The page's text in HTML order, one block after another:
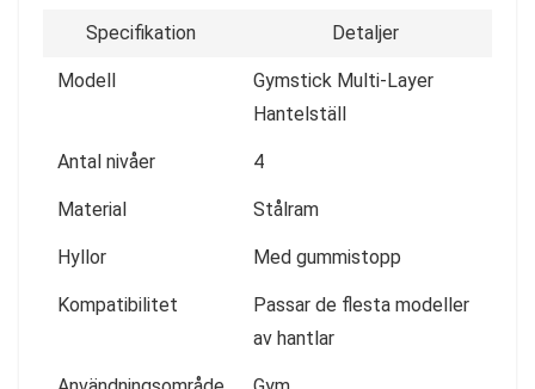
Specifikation Detaljer
Modell
Gymstick Multi-Layer
Hantelställ
Antal nivåer 4
Material Stålram
Hyllor Med gummistopp
Kompatibilitet
Passar de flesta modeller
av hantlar